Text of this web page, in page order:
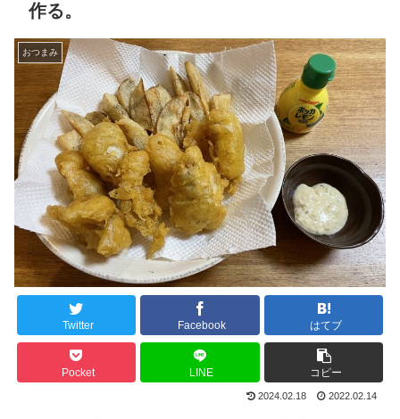
作る。
おつまみ
Twitter Facebook はてブ
Pocket LINE コピー
2024.02.18 2022.02.14